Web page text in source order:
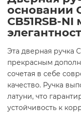
основании
CB51RSB-
Эта дверная ручка
прекрасным
сочетая в себе
качество. Ручка
латуни, что
устойчивость к